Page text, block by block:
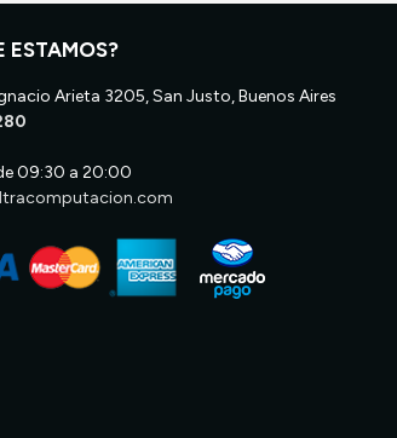
ESTAMOS?
Arieta 3205, San Justo, Buenos Aires
09:30 a 20:00